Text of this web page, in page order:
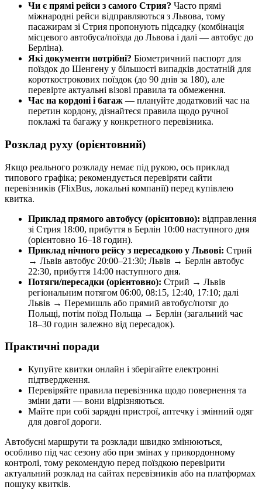
Чи є прямі рейси з самого Стрия? Часто прямі
міжнародні рейси відправляються з Львова, тому
пасажирам зі Стрия пропонують підсадку (комбінація
місцевого автобуса/поїзда до Львова і далі — автобус до
Берліна).
Які документи потрібні? Біометричний паспорт для
поїздок до Шенгену у більшості випадків достатній для
короткострокових поїздок (до 90 днів за 180), але
перевірте актуальні візові правила та обмеження.
Час на кордоні і багаж — плануйте додатковий час на
перетин кордону, дізнайтеся правила щодо ручної
поклажі та багажу у конкретного перевізника.
Розклад руху (орієнтовний)
Якщо реального розкладу немає під рукою, ось приклад
типового графіка; рекомендується перевіряти сайти
перевізників (FlixBus, локальні компанії) перед купівлею
квитка.
Приклад прямого автобусу (орієнтовно): відправлення
зі Стрия 18:00, прибуття в Берлін 10:00 наступного дня
(орієнтовно 16–18 годин).
Приклад нічного рейсу з пересадкою у Львові: Стрий
→ Львів автобус 20:00–21:30; Львів → Берлін автобус
22:30, прибуття 14:00 наступного дня.
Потяги/пересадки (орієнтовно): Стрий → Львів
регіональним потягом 06:00, 08:15, 12:40, 17:10; далі
Львів → Перемишль або прямий автобус/потяг до
Польщі, потім поїзд Польща → Берлін (загальний час
18–30 годин залежно від пересадок).
Практичні поради
Купуйте квитки онлайн і зберігайте електронні
підтвердження.
Перевіряйте правила перевізника щодо повернення та
зміни дати — вони відрізняються.
Майте при собі зарядні пристрої, аптечку і змінний одяг
для довгої дороги.
Автобусні маршрути та розклади швидко змінюються,
особливо під час сезону або при змінах у прикордонному
контролі, тому рекомендую перед поїздкою перевірити
актуальний розклад на сайтах перевізників або на платформах
пошуку квитків.